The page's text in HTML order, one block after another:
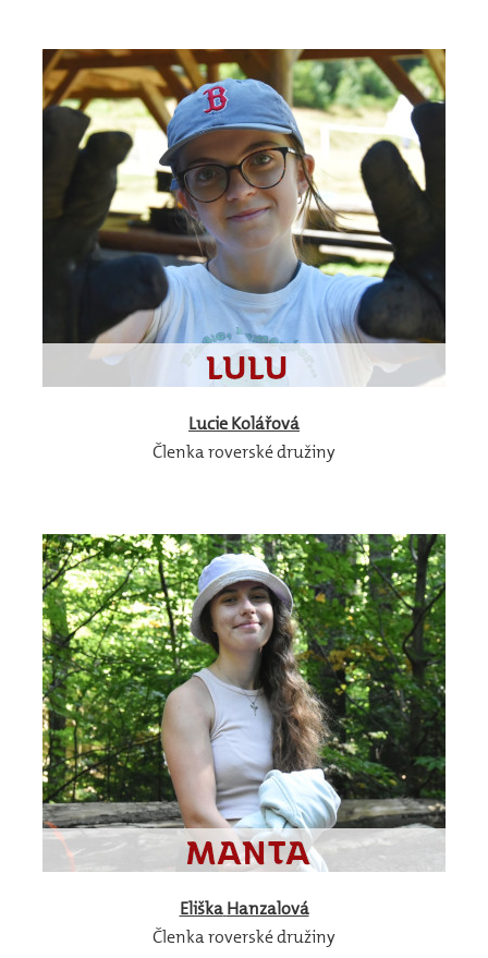
LucieKolářová
Členka roverské družiny
Eliška Hanzalová
Členka roverské družiny